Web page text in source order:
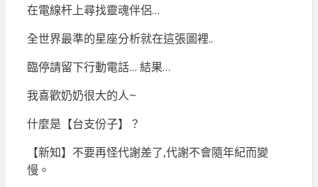
在電線杆上尋找靈魂伴侶…
全世界最準的星座分析就在這張圖裡..
臨停請留下行動電話… 結果…
我喜歡奶奶很大的人~
什麼是【台支份子】？
【新知】不要再怪代謝差了,代謝不會隨年紀而變
慢。